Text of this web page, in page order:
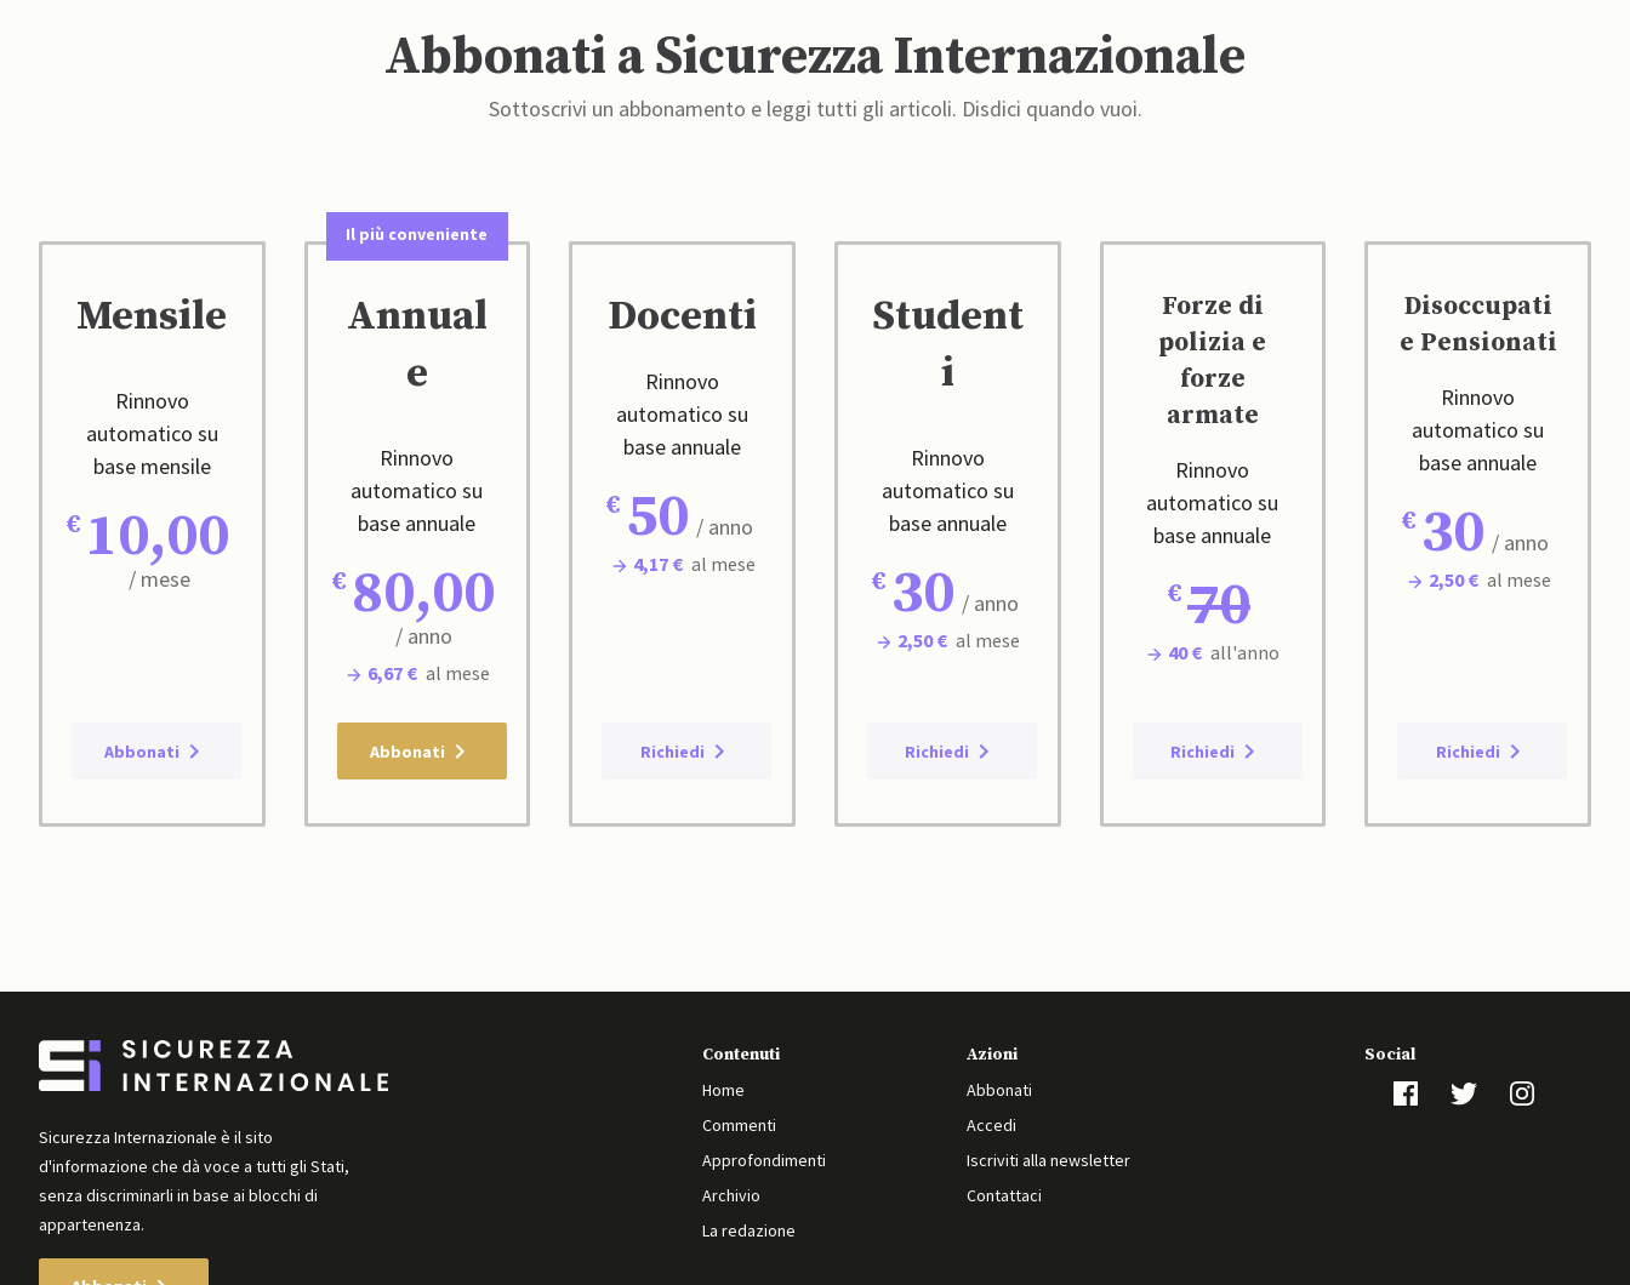
Abbonati a Sicurezza Internazionale
Sottoscrivi un abbonamento e leggi tutti gli articoli. Disdici quando vuoi.
Mensile
Rinnovo
automatico su
base mensile
10,00
/ mese
Abbonati
Il più conveniente
Annual
e
Rinnovo
automatico su
base annuale
80,00
/ anno
6,67 € al mese
Abbonati
Docenti
Rinnovo
automatico su
base annuale
50 / anno
4,17 € al mese
Richiedi
Student
i
Rinnovo
automatico su
base annuale
30 / anno
2,50 € al mese
Richiedi
Forze di
polizia e
forze
armate
Rinnovo
automatico su
base annuale
70
40 € all'anno
Richiedi
Disoccupati
e Pensionati
Rinnovo
automatico su
base annuale
30 / anno
2,50 € al mese
Richiedi
Sicurezza Internazionale è il sito
d'informazione che dà voce a tutti gli Stati,
senza discriminarli in base ai blocchi di
appartenenza.
Contenuti
Home
Commenti
Approfondimenti
Archivio
La redazione
Azioni
Abbonati
Accedi
Iscriviti alla newsletter
Contattaci
Social